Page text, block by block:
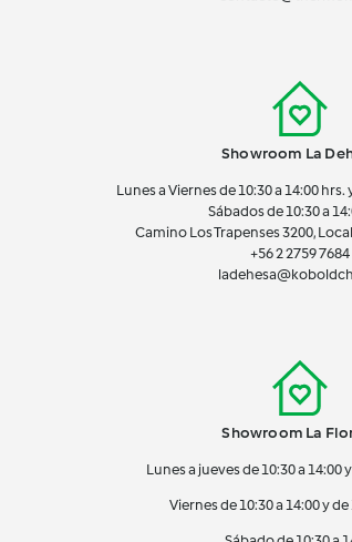
Showroom La
Lunes a Viernes de 10:30 a 14:00 hrs.
Sábados de 10:30 a
Camino Los Trapenses 3200,
+56 22759 7684
Showroom La
Lunes a jueves de 10:30 a 14:00
Viernes de 10:30 a 14:00 y de